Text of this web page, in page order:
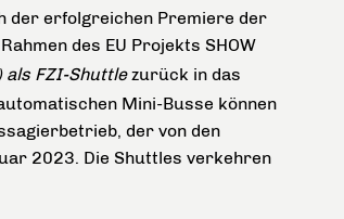
der erfolgreichen Premiere der
des EU Projekts SHOW
) als FZI-Shuttlezurück in das
Mini-Busse können
der von den
2023. Die Shuttles verkehren